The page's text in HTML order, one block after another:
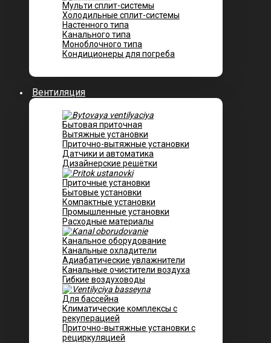
Мульти сплит-системы
Холодильные сплит-системы
Настенного типа
Канального типа
Моноблочного типа
Кондиционеры для погреба
Вентиляция
Бытовая приточная
Вытяжные установки
Приточно-вытяжные установки
Датчики и автоматика
Дизайнерские решётки
Приточные установки
Бытовые установки
Компактные установки
Промышленные установки
Расходные материалы
Канальное оборудование
Канальные охладители
Адиабатические увлажнители
Канальные очистители воздуха
Гибкие воздуховоды
Для бассейна
Климатические комплексы с
рекуперацией
Приточно-вытяжные установки с
рециркуляцией